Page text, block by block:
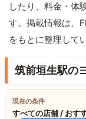
したり、料金・体
す。掲載情報は、
をもとに整理して
筑前垣生駅の
現在の条件
すべての店舗 / おす